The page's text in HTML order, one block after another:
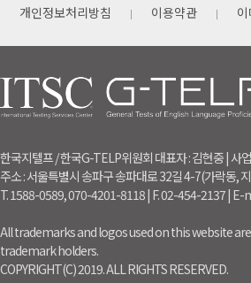
개인정보처리방침 이용약관
한국지텔프 / 한국G-TELP위원회 대표자 : 김현중 |
주소 : 서울특별시 송파구 송파대로 32길 4-7(가락동,
T. 1588-0589, 070-4201-8118 | F. 02-454-2137 |
All trademarks and logos used on this website
trademark holders.
COPYRIGHT(C) 2019. ALL RIGHTS RESERVED.